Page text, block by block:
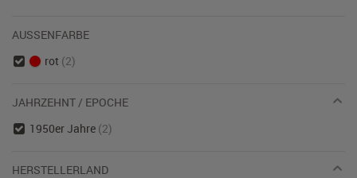
AUSSENFARBE
rot (2)
JAHRZEHNT / EPOCHE
1950er Jahre (2)
HERSTELLERLAND